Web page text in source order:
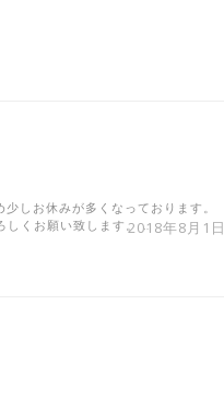
2018年8月1日
しお休みが多くなっております。
しくお願い致します。 …